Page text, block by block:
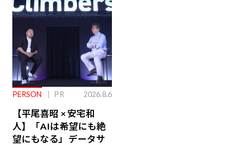
PERSON PR 2026.8.6
【平尾喜昭 × 安宅和
人】「AIは希望にも絶
望にもなる」データサ